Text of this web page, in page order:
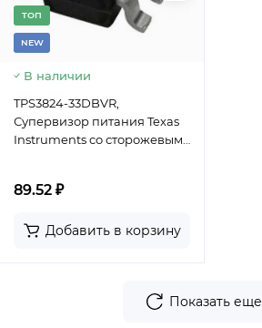
TОП
NEW
В наличии
TPS3824-33DBVR,
Супервизор питания Texas
Instruments со сторожевым
89.52 ₽
Добавить в корзину
Показать еще